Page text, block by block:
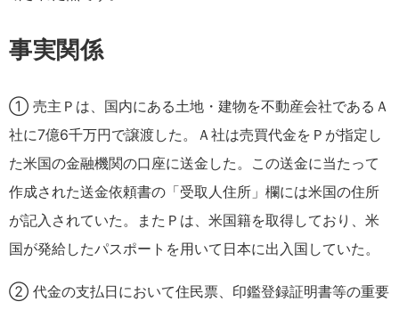
事実関係
① 売主Ｐは、国内にある土地・建物を不動産会社であるＡ
社に7億6千万円で譲渡した。Ａ社は売買代金をＰが指定し
た米国の金融機関の口座に送金した。この送金に当たって
作成された送金依頼書の「受取人住所」欄には米国の住所
が記入されていた。またＰは、米国籍を取得しており、米
国が発給したパスポートを用いて日本に出入国していた。
② 代金の支払日において住民票、印鑑登録証明書等の重要